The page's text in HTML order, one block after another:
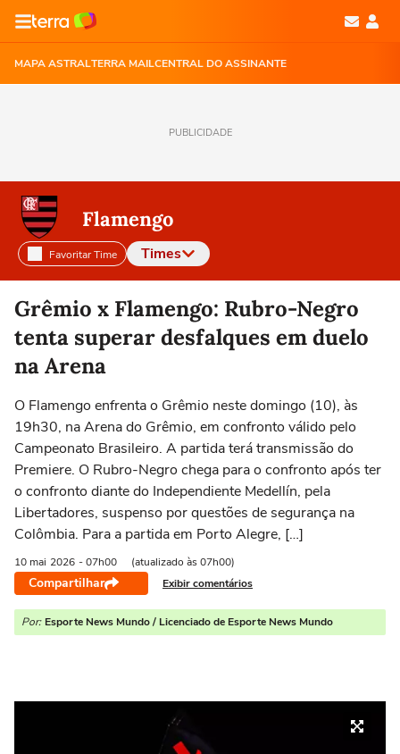
MAPA ASTRALTERRA MAILCENTRAL DO ASSINANTE
PUBLICIDADE
Flamengo
Favoritar Time Times
Selecione o time para ver as notícias
Grêmio x Flamengo: Rubro-Negro
tenta superar desfalques em duelo
na Arena
O Flamengo enfrenta o Grêmio neste domingo (10), às
19h30, na Arena do Grêmio, em confronto válido pelo
Campeonato Brasileiro. A partida terá transmissão do
Premiere. O Rubro-Negro chega para o confronto após ter
o confronto diante do Independiente Medellín, pela
Libertadores, suspenso por questões de segurança na
Colômbia. Para a partida em Porto Alegre, […]
10 mai 2026 - 07h00 (atualizado às 07h00)
Compartilhar Exibir comentários
Por: Esporte News Mundo / Licenciado de Esporte News Mundo